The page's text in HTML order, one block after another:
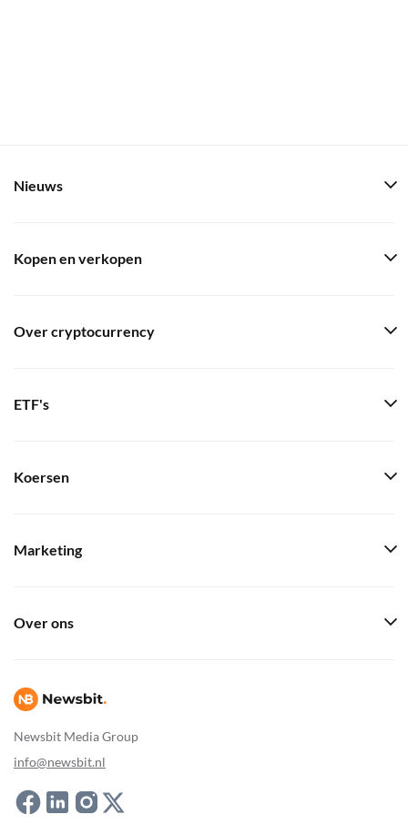
Newsbit Media Group
info@newsbit.nl
Nieuws
Kopen en verkopen
Over cryptocurrency
ETF's
Koersen
Marketing
Over ons